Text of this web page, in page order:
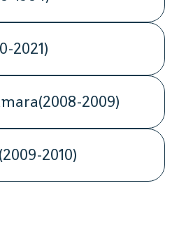
2021)
2009)
2010)